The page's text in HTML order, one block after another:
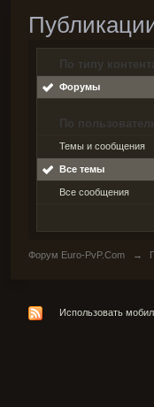
По типу
Форумы
По
Темы и сообщения
Все темы
Все сообщения
Форум Euro-PvP.Com →
Использовать